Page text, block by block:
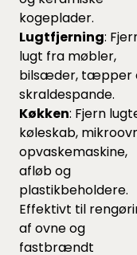
kogeplader.
Lugtfjerning:
lugt fra møbler,
bilsæder, tæpper
skraldespande.
Køkken: Fjern
køleskab,
opvaskemaskine,
afløb og
plastikbeholdere.
Effektivt til
af ovne og
fastbrændt